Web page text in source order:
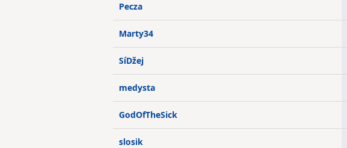
Pecza
Marty34
SíDžej
medysta
GodOfTheSick
slosik